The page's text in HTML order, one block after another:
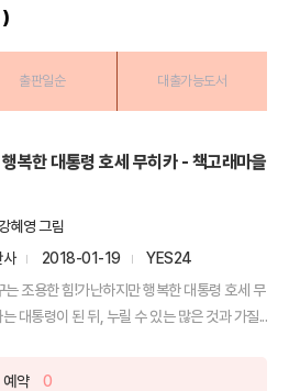
출판일순 대출가능도서
행복한 대통령 호세 무히카 - 책고래마을
혜영 그림
사
2018-01-19
YES24
는 조용한 힘!가난하지만 행복한 대통령 호세 무
대통령이 된 뒤, 누릴 수 있는 많은 것과 가질...
예약 0